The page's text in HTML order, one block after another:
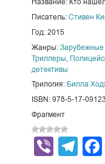
Название: Кто
Писатель: Стивен
Год: 2015
Жанры: Зарубежные
Триллеры
детективы
Трилогия: Билла
ISBN: 978-5-17-
Фрагмент
Viber